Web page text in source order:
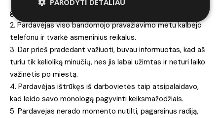
grįžti į saloną be jokio paaiškinimo.
2. Pardavėjas viso bandomojo pravažiavimo metu kalbėjo
telefonu ir tvarkė asmeninius reikalus.
3. Dar prieš pradedant važiuoti, buvau informuotas, kad aš
turiu tik kelioliką minučių, nes jis labai užimtas ir neturi laiko
važinėtis po miestą.
4. Pardavėjas ištrūkęs iš darbovietės taip atsipalaidavo,
kad leido savo monologą pagyvinti keiksmažodžiais.
5. Pardavėjas nerado momento nutilti, pagarsinus radiją,
PARODYTI DETALIAU